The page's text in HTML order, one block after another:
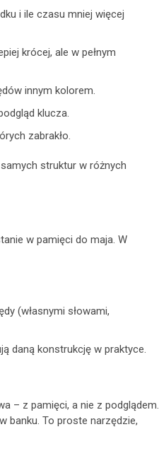
i ile czasu mniej więcej
krócej, ale w pełnym
innym kolorem.
klucza.
zabrakło.
struktur w różnych
w pamięci do maja. W
(własnymi słowami,
daną konstrukcję w praktyce.
– z pamięci, a nie z podglądem.
banku. To proste narzędzie,